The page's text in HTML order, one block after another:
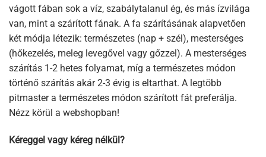
vágott fában sok a víz, szabálytalanul ég, és más ízvilága
van, mint a szárított fának. A fa szárításának alapvetően
két módja létezik: természetes (nap + szél), mesterséges
(hőkezelés, meleg levegővel vagy gőzzel). A mesterséges
szárítás 1-2 hetes folyamat, míg a természetes módon
történő szárítás akár 2-3 évig is eltarthat. A legtöbb
pitmaster a természetes módon szárított fát preferálja.
Nézz körül a webshopban!
Kéreggel vagy kéreg nélkül?